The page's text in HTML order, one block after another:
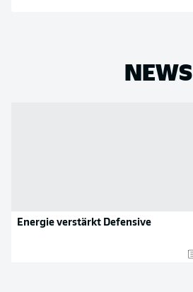
NEWS
Energie verstärkt Defensive